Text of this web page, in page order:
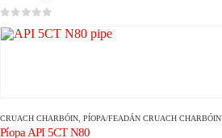
CRUACH CHARBÓIN PÍOPA/FEADÁN CRUACH CHARBÓIN
Píopa API 5CT N80